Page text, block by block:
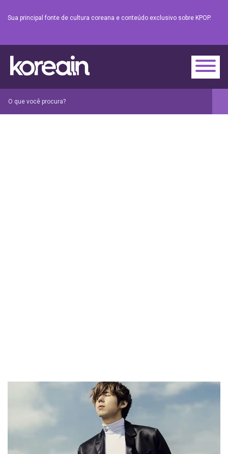
Sua principal fonte de cultura coreana e conteúdo exclusivo sobre KPOP.